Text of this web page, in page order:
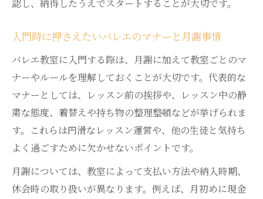
認し、納得したうえでスタートすることが大切です。
入門時に押さえたいバレエのマナーと月謝事情
バレエ教室に入門する際は、月謝に加えて教室ごとのマ
ナーやルールを理解しておくことが大切です。代表的な
マナーとしては、レッスン前の挨拶や、レッスン中の静
粛な態度、着替えや持ち物の整理整頓などが挙げられま
す。これらは円滑なレッスン運営や、他の生徒と気持ち
よく過ごすために欠かせないポイントです。
月謝については、教室によって支払い方法や納入時期、
休会時の取り扱いが異なります。例えば、月初めに現金